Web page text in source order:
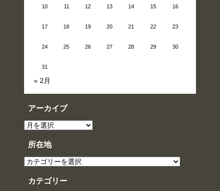
10 11 12 13 14 15 16
17 18 19 20 21 22 23
24 25 26 27 28 29 30
31
« 2月
アーカイブ
ア
ー
イ
ブ
所在地
所
在
カテゴリー